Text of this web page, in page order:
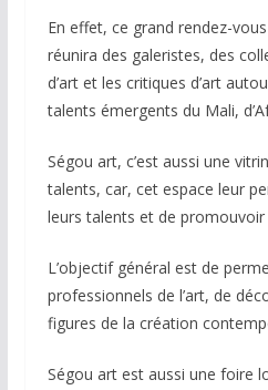
En effet, ce grand rendez-
réunira des galeristes, des
d’art et les critiques d’art
talents émergents du Mali,
Ségou art, c’est aussi une
talents, car, cet espace leur
leurs talents et de
L’objectif général est de
professionnels de l’art, de
figures de la création
Ségou art est aussi une foire